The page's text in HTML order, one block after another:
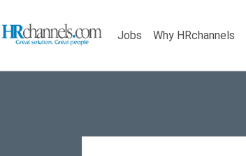
Jobs Why HRchannels